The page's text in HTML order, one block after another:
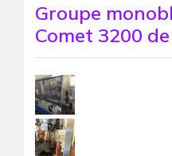
Groupe
Comet 3200